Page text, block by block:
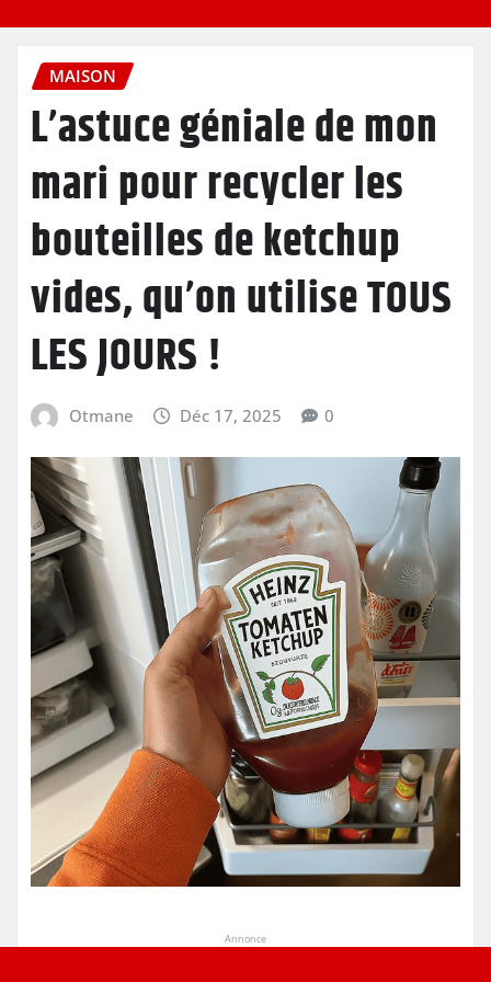
MAISON
L’astuce géniale de mon
mari pour recycler les
bouteilles de ketchup
vides, qu’on utilise TOUS
LES JOURS !
Otmane Déc 17, 2025 0
Annonce